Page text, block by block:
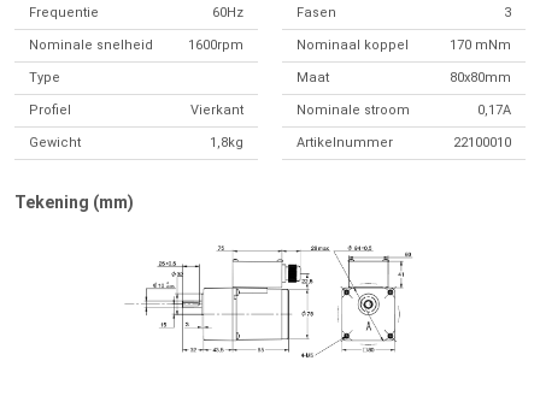
Frequentie 60Hz Fasen 3
Nominale snelheid 1600rpm Nominaal koppel 170 mNm
Type Maat 80x80mm
Profiel Vierkant Nominale stroom 0,17A
Gewicht 1,8kg Artikelnummer 22100010
Tekening (mm)